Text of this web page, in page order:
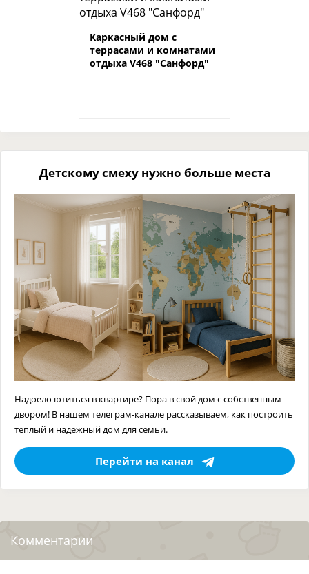
Каркасный дом с
террасами и комнатами
отдыха V468 "Санфорд"
Детскому смеху нужно больше места
Надоело ютиться в квартире? Пора в свой дом с собственным
двором! В нашем телеграм-канале рассказываем, как построить
тёплый и надёжный дом для семьи.
Перейти на канал
Комментарии